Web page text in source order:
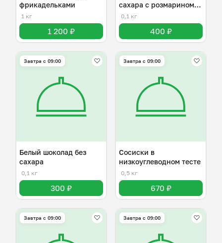
фрикадельками
1 кг
1 200 ₽
сахара с розмарином и
клюквой
0,1 кг
400 ₽
Завтра c 09:00
Белый шоколад без
сахара
0,1 кг
300 ₽
Завтра c 09:00
Сосиски в
низкоуглеводном тесте
0,5 кг
670 ₽
Завтра c 09:00 Завтра c 09:00